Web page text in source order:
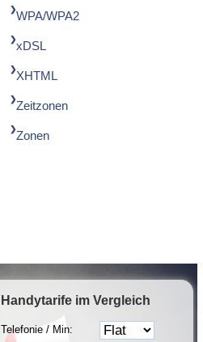
WPA/WPA2
xDSL
XHTML
Zeitzonen
Zonen
Handytarife im Vergleich
Telefonie / Min: